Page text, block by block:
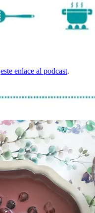
este enlace al podcast.